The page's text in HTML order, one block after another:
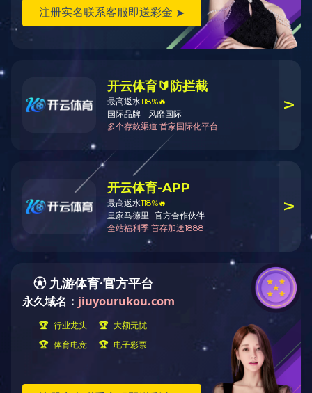
关于我们
ABOUT
关于我们
米兰官方端网
理，负责大禹
大禹机械有限
两个制造基地